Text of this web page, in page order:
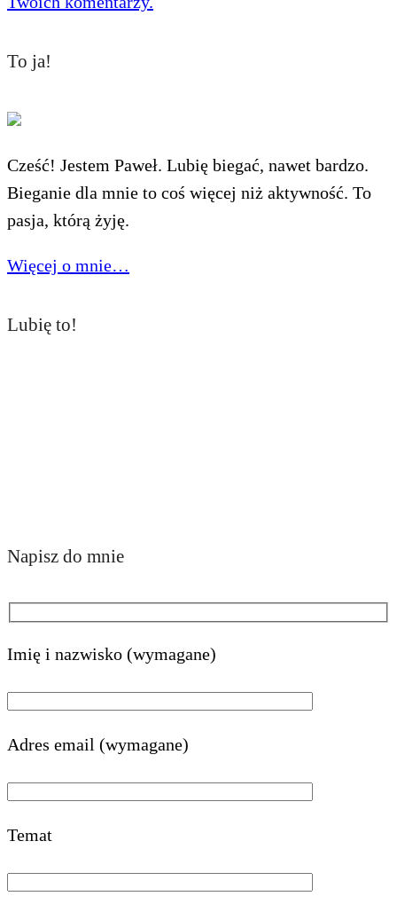
To ja!
Cześć! Jestem Paweł. Lubię biegać, nawet bardzo.
Bieganie dla mnie to coś więcej niż aktywność. To
pasja, którą żyję.
Więcej o mnie…
Lubię to!
Napisz do mnie
Imię i nazwisko (wymagane)
Adres email (wymagane)
Temat